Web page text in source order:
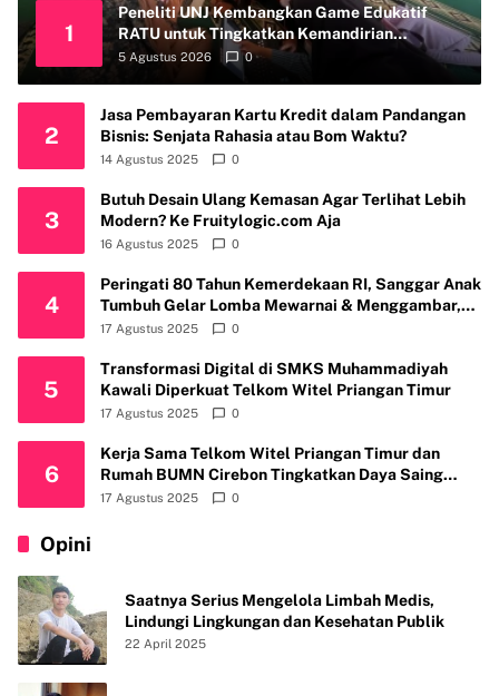
1
Peneliti UNJ Kembangkan Game Edukatif
RATU untuk Tingkatkan Kemandirian
Perawatan Organ Reproduksi Anak Hambatan
5 Agustus 2026 0
2
Jasa Pembayaran Kartu Kredit dalam Pandangan
Bisnis: Senjata Rahasia atau Bom Waktu?
14 Agustus 2025 0
3
Butuh Desain Ulang Kemasan Agar Terlihat Lebih
Modern? Ke Fruitylogic.com Aja
16 Agustus 2025 0
4
Peringati 80 Tahun Kemerdekaan RI, Sanggar Anak
Tumbuh Gelar Lomba Mewarnai & Menggambar,
Ajak Anak Cintai Batik Nusantara
17 Agustus 2025 0
5
Transformasi Digital di SMKS Muhammadiyah
Kawali Diperkuat Telkom Witel Priangan Timur
17 Agustus 2025 0
6
Kerja Sama Telkom Witel Priangan Timur dan
Rumah BUMN Cirebon Tingkatkan Daya Saing
Usaha
17 Agustus 2025 0
Opini
Saatnya Serius Mengelola Limbah Medis,
Lindungi Lingkungan dan Kesehatan Publik
22 April 2025